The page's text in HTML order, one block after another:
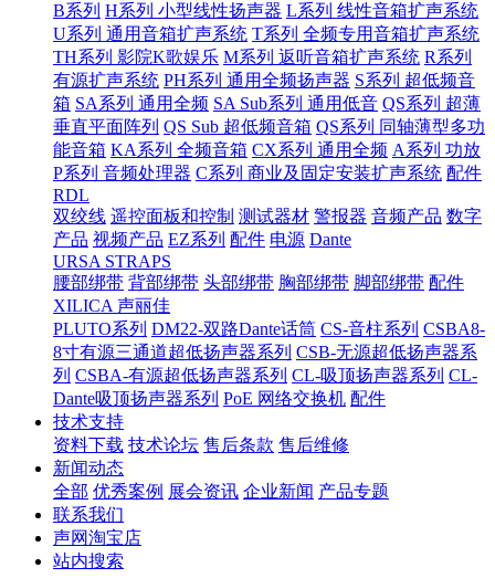
B系列 H系列 小型线性扬声器 L系列 线性音箱扩声系统
U系列 通用音箱扩声系统 T系列 全频专用音箱扩声系统
TH系列 影院K歌娱乐 M系列 返听音箱扩声系统 R系列
有源扩声系统 PH系列 通用全频扬声器 S系列 超低频音
箱 SA系列 通用全频 SA Sub系列 通用低音 QS系列 超薄
垂直平面阵列 QS Sub 超低频音箱 QS系列 同轴薄型多功
能音箱 KA系列 全频音箱 CX系列 通用全频 A系列 功放
P系列 音频处理器 C系列 商业及固定安装扩声系统 配件
RDL
双绞线 遥控面板和控制 测试器材 警报器 音频产品 数字
产品 视频产品 EZ系列 配件 电源 Dante
URSA STRAPS
腰部绑带 背部绑带 头部绑带 胸部绑带 脚部绑带 配件
XILICA 声丽佳
PLUTO系列 DM22-双路Dante话筒 CS-音柱系列 CSBA8-
8寸有源三通道超低扬声器系列 CSB-无源超低扬声器系
列 CSBA-有源超低扬声器系列 CL-吸顶扬声器系列 CL-
Dante吸顶扬声器系列 PoE 网络交换机 配件
技术支持
资料下载 技术论坛 售后条款 售后维修
新闻动态
全部 优秀案例 展会资讯 企业新闻 产品专题
联系我们
声网淘宝店
站内搜索